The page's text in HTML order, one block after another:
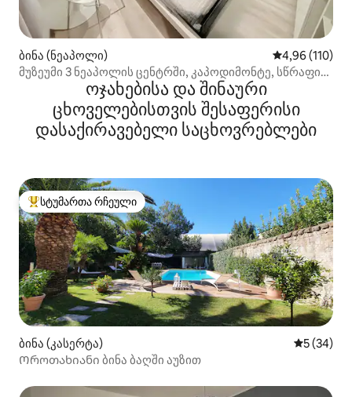
ბინა (ნეაპოლი) საშუალო
4,96 (110)
მუზეუმი 3 ნეაპოლის ცენტრში, კაპოდიმონტე, სწრაფი
ოჯახებისა და შინაური
ცხოველებისთვის შესაფერისი
დასაქირავებელი საცხოვრებლები
სტუმართა რჩეული მოწინავე ვარიანტი
სტუმართა რჩეული
ბინა (კასერტა) საშუალო
5 (34)
Ოროთახიანი ბინა ბაღში აუზით